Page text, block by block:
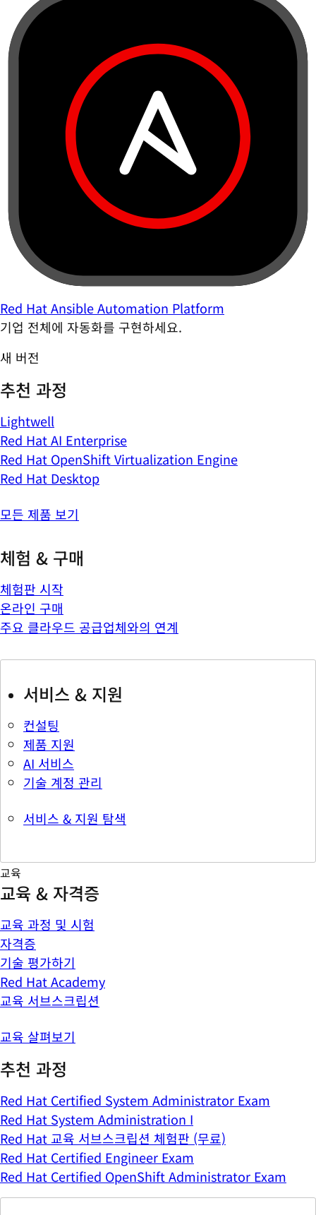
Red Hat Ansible Automation Platform
기업 전체에 자동화를 구현하세요.
새 버전
추천 과정
Lightwell
Red Hat AI Enterprise
Red Hat OpenShift Virtualization Engine
Red Hat Desktop
모든 제품 보기
체험 & 구매
체험판 시작
온라인 구매
주요 클라우드 공급업체와의 연계
서비스 & 지원
컨설팅
제품 지원
AI 서비스
기술 계정 관리
서비스 & 지원 탐색
교육
교육 & 자격증
교육 과정 및 시험
자격증
기술 평가하기
Red Hat Academy
교육 서브스크립션
교육 살펴보기
추천 과정
Red Hat Certified System Administrator Exam
Red Hat System Administration I
Red Hat 교육 서브스크립션 체험판 (무료)
Red Hat Certified Engineer Exam
Red Hat Certified OpenShift Administrator Exam